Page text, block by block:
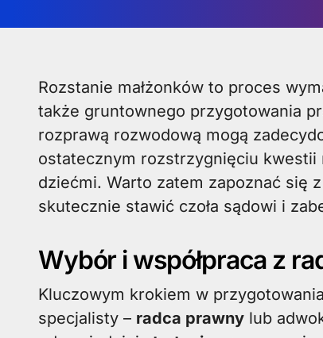
Rozstanie małżonków to proces wymagający nie tylko emocjonalnej odporności, lecz
także gruntownego przygotowania
rozprawą rozwodową mogą
ostatecznym rozstrzygnięciu
dziećmi. Warto zatem zapoznać się
skutecznie stawić czoła sądowi i
Wybór i współpraca z
Kluczowym krokiem w
specjalisty – radca prawny lub